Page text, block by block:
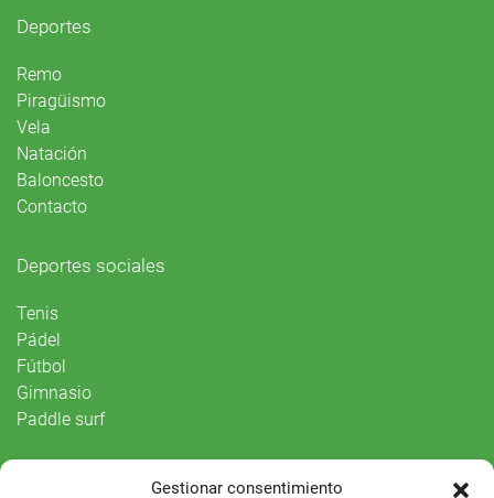
Gestionar consentimiento
Deportes
Remo
Piragüismo
Vela
Natación
Baloncesto
Contacto
Deportes sociales
Tenis
Pádel
Fútbol
Gimnasio
Paddle surf